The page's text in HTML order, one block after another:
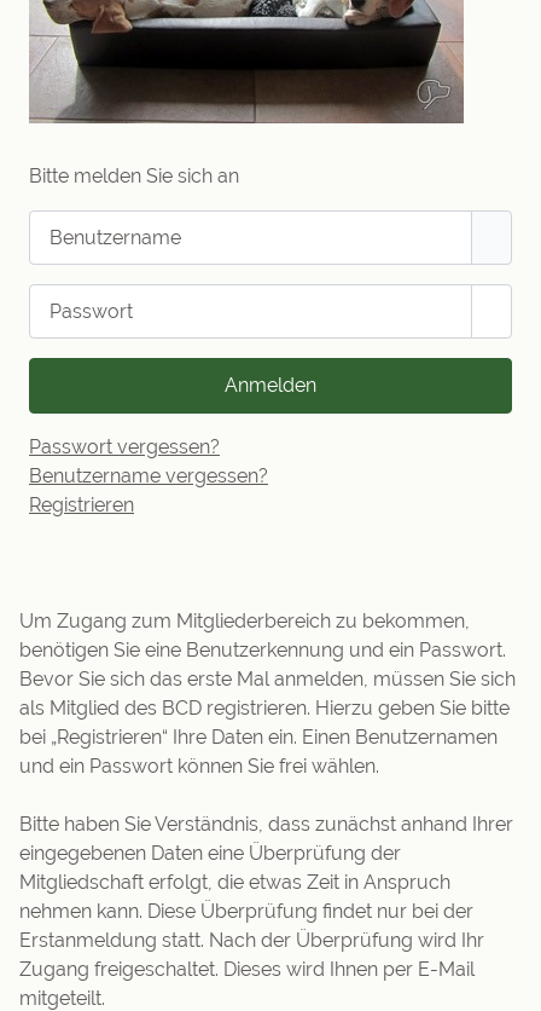
Bitte melden Sie sich an
Anmelden
Passwort vergessen?
Benutzername vergessen?
Registrieren
Um Zugang zum Mitgliederbereich zu bekommen,
benötigen Sie eine Benutzerkennung und ein Passwort.
Bevor Sie sich das erste Mal anmelden, müssen Sie sich
als Mitglied des BCD registrieren. Hierzu geben Sie bitte
bei „Registrieren“ Ihre Daten ein. Einen Benutzernamen
und ein Passwort können Sie frei wählen.
Bitte haben Sie Verständnis, dass zunächst anhand Ihrer
eingegebenen Daten eine Überprüfung der
Mitgliedschaft erfolgt, die etwas Zeit in Anspruch
nehmen kann. Diese Überprüfung findet nur bei der
Erstanmeldung statt. Nach der Überprüfung wird Ihr
Zugang freigeschaltet. Dieses wird Ihnen per E-Mail
mitgeteilt.